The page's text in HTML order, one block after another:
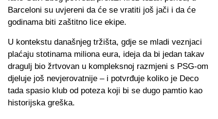
Barceloni su uvjereni da će se vratiti još jači i da će
godinama biti zaštitno lice ekipe.
U kontekstu današnjeg tržišta, gdje se mladi veznjaci
plaćaju stotinama miliona eura, ideja da bi jedan takav
dragulj bio žrtvovan u kompleksnoj razmjeni s PSG-om
djeluje još nevjerovatnije – i potvrđuje koliko je Deco
tada spasio klub od poteza koji bi se dugo pamtio kao
historijska greška.